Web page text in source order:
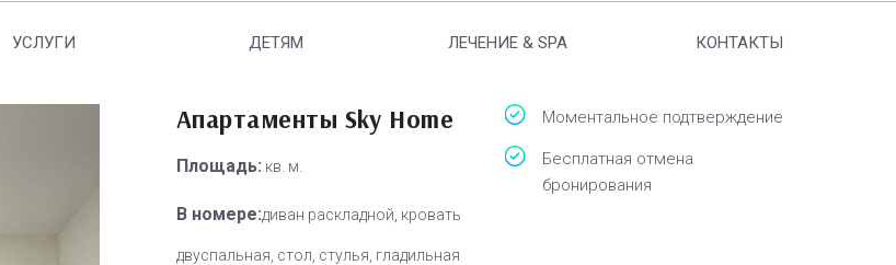
УСЛУГИ ДЕТЯМ ЛЕЧЕНИЕ & SPA КОНТАКТЫ
Апартаменты Sky Home
Площадь: кв. м.
В номере:диван раскладной, кровать
двуспальная, стол, стулья, гладильная
Моментальное подтверждение
Бесплатная отмена
бронирования